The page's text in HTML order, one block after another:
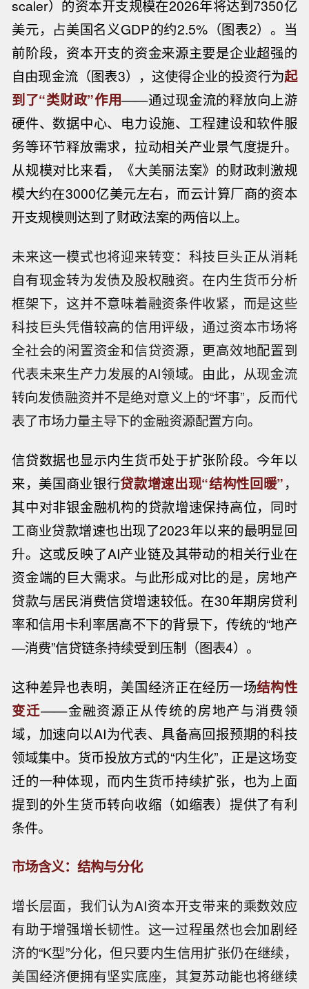
scaler）的资本开支规模在2026年将达到7350亿
美元，占美国名义GDP的约2.5%（图表2）。当
前阶段，资本开支的资金来源主要是企业超强的
自由现金流（图表3），这使得企业的投资行为起
到了“类财政”作用——通过现金流的释放向上游
硬件、数据中心、电力设施、工程建设和软件服
务等环节释放需求，拉动相关产业景气度提升。
从规模对比来看，《大美丽法案》的财政刺激规
模大约在3000亿美元左右，而云计算厂商的资本
开支规模则达到了财政法案的两倍以上。
未来这一模式也将迎来转变：科技巨头正从消耗
自有现金转为发债及股权融资。在内生货币分析
框架下，这并不意味着融资条件收紧，而是这些
科技巨头凭借较高的信用评级，通过资本市场将
全社会的闲置资金和信贷资源，更高效地配置到
代表未来生产力发展的AI领域。由此，从现金流
转向发债融资并不是绝对意义上的“坏事”，反而代
表了市场力量主导下的金融资源配置方向。
信贷数据也显示内生货币处于扩张阶段。今年以
来，美国商业银行贷款增速出现“结构性回暖”，
其中对非银金融机构的贷款增速保持高位，同时
工商业贷款增速也出现了2023年以来的最明显回
升。这或反映了AI产业链及其带动的相关行业在
资金端的巨大需求。与此形成对比的是，房地产
贷款与居民消费信贷增速较低。在30年期房贷利
率和信用卡利率居高不下的背景下，传统的“地产
—消费”信贷链条持续受到压制（图表4）。
这种差异也表明，美国经济正在经历一场结构性
变迁——金融资源正从传统的房地产与消费领
域，加速向以AI为代表、具备高回报预期的科技
领域集中。货币投放方式的“内生化”，正是这场变
迁的一种体现，而内生货币持续扩张，也为上面
提到的外生货币转向收缩（如缩表）提供了有利
条件。
市场含义：结构与分化
增长层面，我们认为AI资本开支带来的乘数效应
有助于增强增长韧性。这一过程虽然也会加剧经
济的“K型”分化，但只要内生信用扩张仍在继续，
美国经济便拥有坚实底座，其复苏动能也将继续